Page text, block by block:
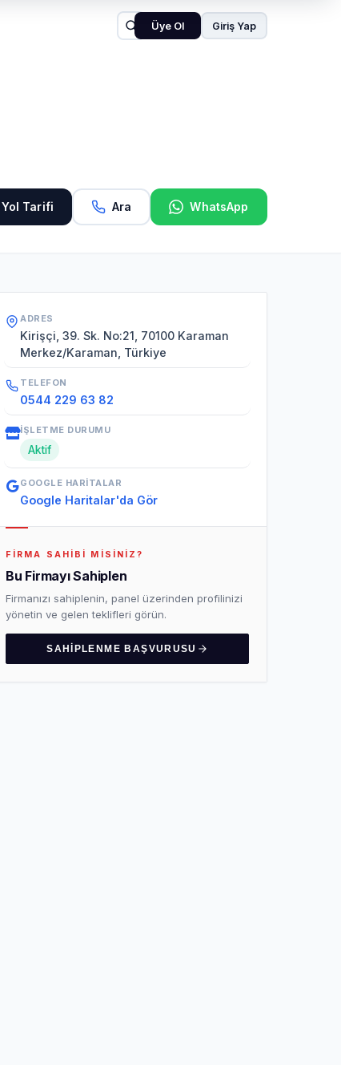
Üye Ol Giriş Yap
Yol Tarifi Ara WhatsApp
ADRES
Kirişçi, 39. Sk. No:21, 70100 Karaman
Merkez/Karaman, Türkiye
TELEFON
0544 229 63 82
İŞLETME DURUMU
Aktif
GOOGLE HARITALAR
Google Haritalar'da Gör
FIRMA SAHIBI MISINIZ?
Bu Firmayı Sahiplen
Firmanızı sahiplenin, panel üzerinden profilinizi
yönetin ve gelen teklifleri görün.
SAHIPLENME BAŞVURUSU